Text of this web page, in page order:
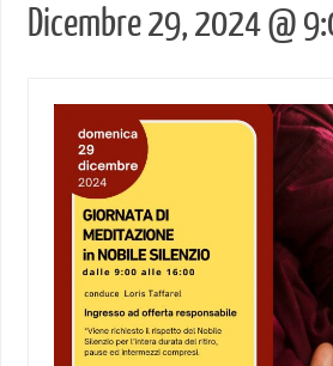
Dicembre 29, 2024 @